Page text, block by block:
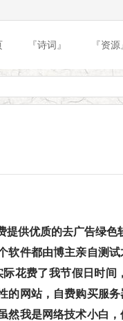
『诗词』 『资源
提供优质的去广告绿
软件都由博主亲自测
花费了我节假日时间
网站，自费购买服
然我是网络技术小白